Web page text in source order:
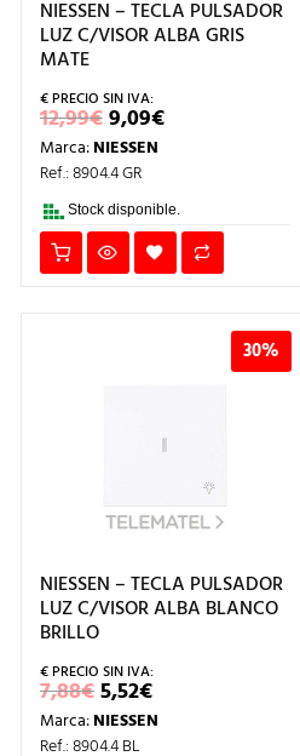
NIESSEN – TECLA PULSADOR
LUZ C/VISOR ALBA GRIS
MATE
12,99€EL
PRECIO
ORIGINAL
ERA:
12,99€.
9,09€EL
PRECIO
9,09€.
Marca:NIESSEN
Ref.: 8904.4 GR
Stock disponible.
30%
NIESSEN – TECLA PULSADOR
LUZ C/VISOR ALBA BLANCO
BRILLO
7,88€EL
PRECIO
ORIGINAL
5,52€EL
PRECIO
ACTUAL
Marca:NIESSEN
Ref.: 8904.4 BL